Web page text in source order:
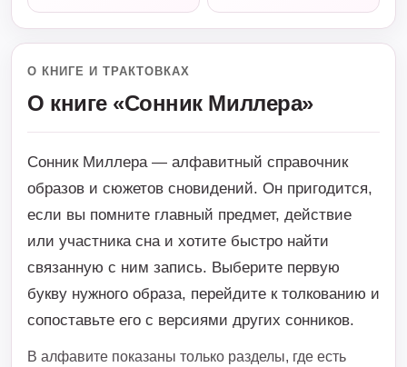
О КНИГЕ И ТРАКТОВКАХ
О книге «Сонник Миллера»
Сонник Миллера — алфавитный справочник
образов и сюжетов сновидений. Он пригодится,
если вы помните главный предмет, действие
или участника сна и хотите быстро найти
связанную с ним запись. Выберите первую
букву нужного образа, перейдите к толкованию и
сопоставьте его с версиями других сонников.
В алфавите показаны только разделы, где есть